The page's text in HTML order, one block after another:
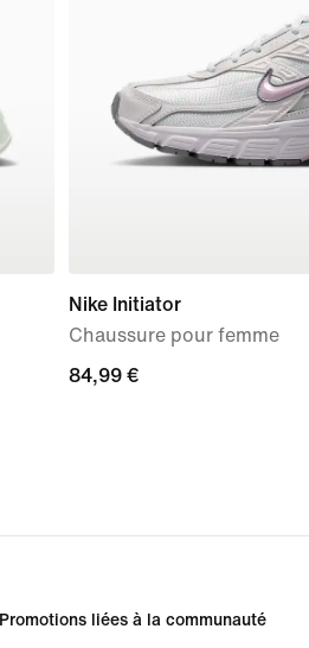
Nike Initiator
Chaussure pour femme
84,99 €
84,99 €
Promotions liées à la communauté